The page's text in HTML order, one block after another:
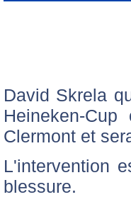
David Skrela
Heineken-
Clermont et
L'intervention
blessure.